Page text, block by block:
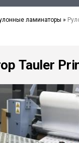
ламинаторы »
Tauler